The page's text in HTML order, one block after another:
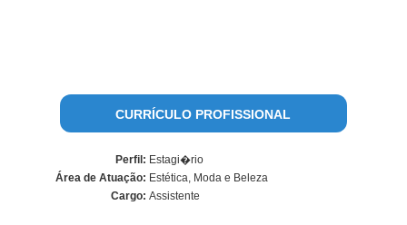
CURRÍCULO PROFISSIONAL
Perfil: Estagi�rio
Área de Atuação: Estética, Moda e Beleza
Cargo: Assistente